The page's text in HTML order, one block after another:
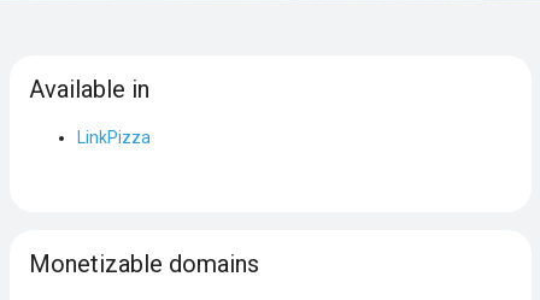
Available in
LinkPizza
Monetizable domains